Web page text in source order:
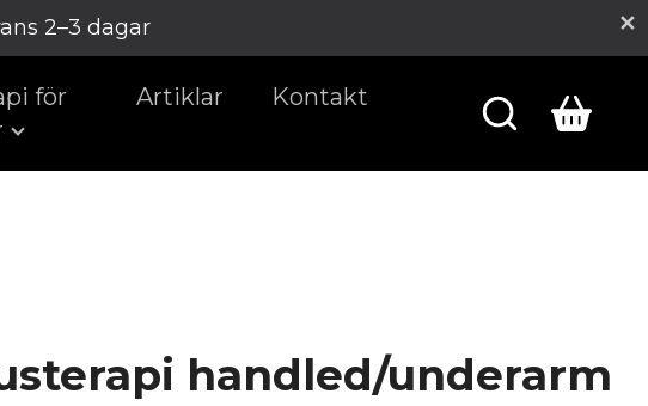
2–3 dagar
för
Artiklar Kontakt
handled/underarm